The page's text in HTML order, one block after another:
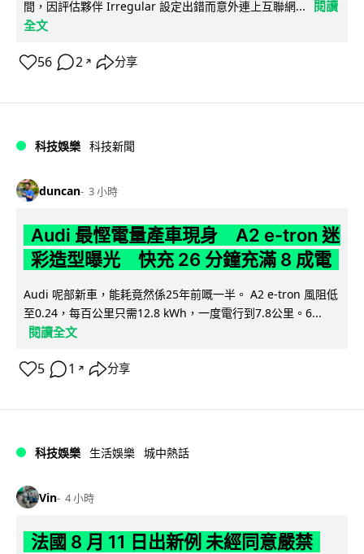
間，因評估夥伴 Irregular 設定出錯而意外連上互聯網...
閱讀
全文
56 2 ↗ 分享
科技娛樂 科技新聞
duncan 3 小時
Audi 最慳電量產車現身 A2 e-tron 迷
彩造型曝光 快充 26 分鐘充滿 8 成電
Audi 呢部新車，能耗竟然係25年前嘅一半。 A2 e-tron 風阻低
至0.24，每百公里只需12.8 kWh，一度電行到7.8公里。6...
閱讀全文
5 1 ↗ 分享
科技娛樂 生活娛樂 城中熱話
Vin 4 小時
法國 8 月 11 日出新例 未經同意嚴禁